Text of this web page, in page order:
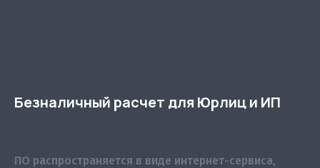
Безналичный расчет для Юрлиц и ИП
ПО распространяется в виде интернет-сервиса,